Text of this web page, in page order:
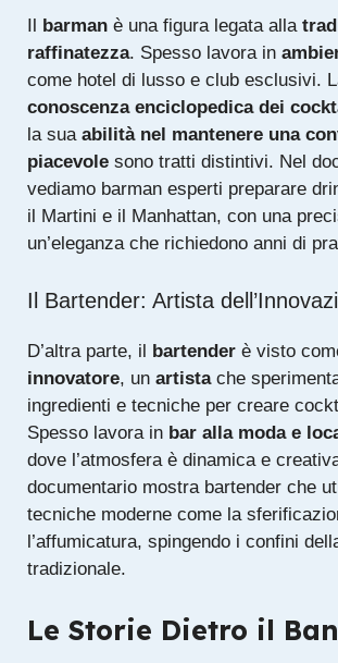
barman è una figura legata alla
raffinatezza. Spesso lavora in
come hotel di lusso e club esclusivi.
conoscenza enciclopedica dei
la sua abilità nel mantenere una
piacevole sono tratti distintivi. Nel
vediamo barman esperti preparare
il
Martini e il Manhattan, con una
un’eleganza che richiedono anni di
Il Bartender: Artista
D’altra parte, il bartender è visto
innovatore, un artista che
ingredienti e tecniche per creare
Spesso lavora in bar alla moda e
dove l’atmosfera è dinamica e
documentario mostra bartender che
tecniche moderne come la
l’affumicatura, spingendo i confini
tradizionale.
Le Storie Dietro il